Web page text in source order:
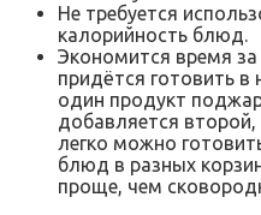
Не требуется
калорийность блюд.
Экономится время за
придётся готовить в
один продукт
добавляется
легко можно
блюд в разных
проще, чем